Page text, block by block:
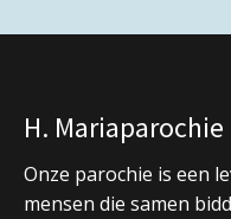
H. Mariaparochie
Onze parochie is een
mensen die samen